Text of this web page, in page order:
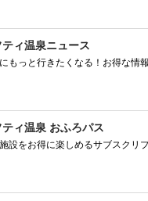
ティ温泉ニュース
もっと行きたくなる！お得な情
ティ温泉 おふろパス
設をお得に楽しめるサブスクリ